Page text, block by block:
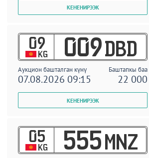
09
KG 009 DBD
Аукцион башталган күнү Баштапкы баа
07.08.2026 09:15 22 000
05
KG 555 MNZ